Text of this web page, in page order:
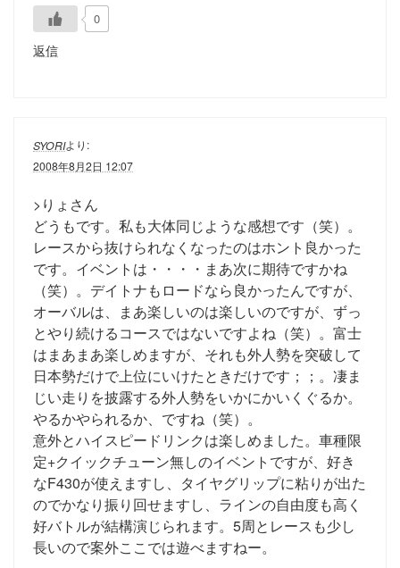
0
返信
SYORIより:
2008年8月2日 12:07
>りょさん
どうもです。私も大体同じような感想です（笑）。
レースから抜けられなくなったのはホント良かった
です。イベントは・・・・まあ次に期待ですかね
（笑）。デイトナもロードなら良かったんですが、
オーバルは、まあ楽しいのは楽しいのですが、ずっ
とやり続けるコースではないですよね（笑）。富士
はまあまあ楽しめますが、それも外人勢を突破して
日本勢だけで上位にいけたときだけです；；。凄ま
じい走りを披露する外人勢をいかにかいくぐるか。
やるかやられるか、ですね（笑）。
意外とハイスピードリンクは楽しめました。車種限
定+クイックチューン無しのイベントですが、好き
なF430が使えますし、タイヤグリップに粘りが出た
のでかなり振り回せますし、ラインの自由度も高く
好バトルが結構演じられます。5周とレースも少し
長いので案外ここでは遊べますねー。